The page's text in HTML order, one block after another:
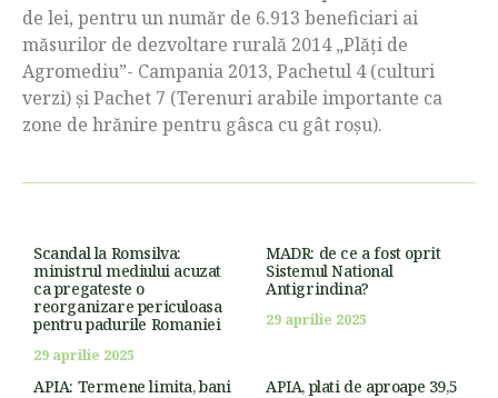
de lei, pentru un număr de 6.913 beneficiari ai
măsurilor de dezvoltare rurală 2014 „Plăţi de
Agromediu”- Campania 2013, Pachetul 4 (culturi
verzi) și Pachet 7 (Terenuri arabile importante ca
zone de hrănire pentru gâsca cu gât roșu).
Scandal la Romsilva:
ministrul mediului acuzat
ca pregateste o
reorganizare periculoasa
pentru padurile Romaniei
29 aprilie 2025
MADR: de ce a fost oprit
Sistemul National
Antigrindina?
29 aprilie 2025
APIA: Termene limita, bani
APIA, plati de aproape 39,5